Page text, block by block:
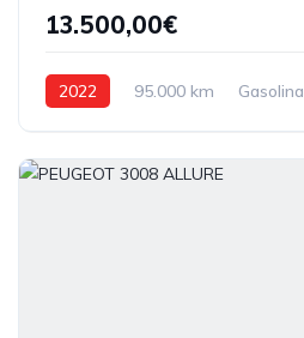
13.500,00€
2022 95.000 km Gasolina